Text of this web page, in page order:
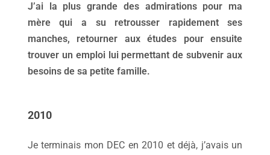
J’ai la plus grande des admirations pour ma
mère qui a su retrousser rapidement ses
manches, retourner aux études pour ensuite
trouver un emploi lui permettant de subvenir aux
besoins de sa petite famille.
2010
Je terminais mon DEC en 2010 et déjà, j’avais un